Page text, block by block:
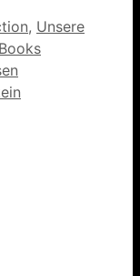
, Unsere